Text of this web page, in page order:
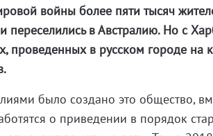
войны более пяти тысяч
переселились в Австралию. Но с
проведенных в русском городе на
было создано это общество,
о приведении в порядок